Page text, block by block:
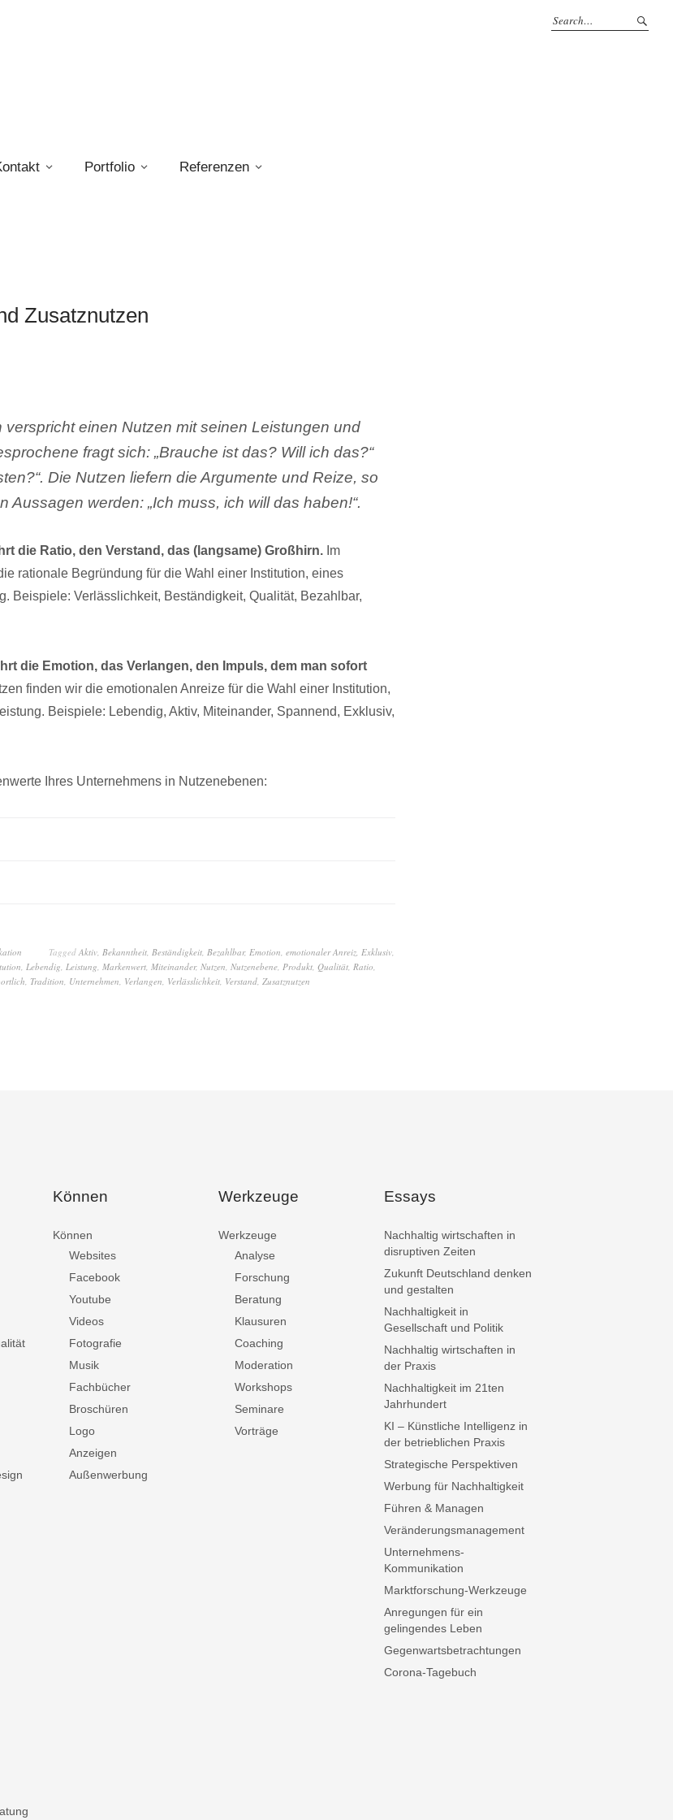
Portfolio Referenzen
Zusatznutzen
einen Nutzen mit seinen Leistungen und
fragt sich: „Brauche ist das? Will ich das?“
Die Nutzen liefern die Argumente und Reize, so
Aussagen werden: „Ich muss, ich will das haben!“.
die Ratio, den Verstand, das (langsame) Großhirn. Im
rationale Begründung für die Wahl einer Institution, eines
Beispiele: Verlässlichkeit, Beständigkeit, Qualität, Bezahlbar,
die Emotion, das Verlangen, den Impuls, dem man sofort
finden wir die emotionalen Anreize für die Wahl einer Institution,
Beispiele: Lebendig, Aktiv, Miteinander, Spannend, Exklusiv,
Ihres Unternehmens in Nutzenebenen:
Tagged Aktiv, Bekanntheit, Beständigkeit, Bezahlbar, Emotion, emotionaler Anreiz, Exklusiv,
, Lebendig, Leistung, Markenwert, Miteinander, Nutzen, Nutzenebene, Produkt, Qualität, Ratio,
, Tradition, Unternehmen, Verlangen, Verlässlichkeit, Verstand, Zusatznutzen
Können
Können
Websites
Facebook
Youtube
Videos
Fotografie
Musik
Fachbücher
Broschüren
Logo
Anzeigen
Außenwerbung
Werkzeuge
Werkzeuge
Analyse
Forschung
Beratung
Klausuren
Coaching
Moderation
Workshops
Seminare
Vorträge
Essays
Nachhaltig wirtschaften in
disruptiven Zeiten
Zukunft Deutschland denken
und gestalten
Nachhaltigkeit in
Gesellschaft und Politik
Nachhaltig wirtschaften in
der Praxis
Nachhaltigkeit im 21ten
Jahrhundert
KI – Künstliche Intelligenz in
der betrieblichen Praxis
Strategische Perspektiven
Werbung für Nachhaltigkeit
Führen & Managen
Veränderungsmanagement
Unternehmens-
Kommunikation
Marktforschung-Werkzeuge
Anregungen für ein
gelingendes Leben
Gegenwartsbetrachtungen
Corona-Tagebuch